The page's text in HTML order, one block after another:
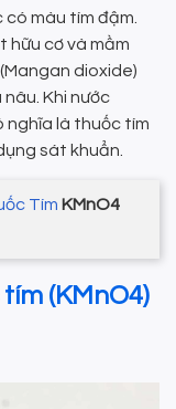
có màu tím đậm.
hữu cơ và mầm
dioxide)
Khi nước
nghĩa là thuốc tím
sát khuẩn.
Tím KMnO4
(KMnO4)